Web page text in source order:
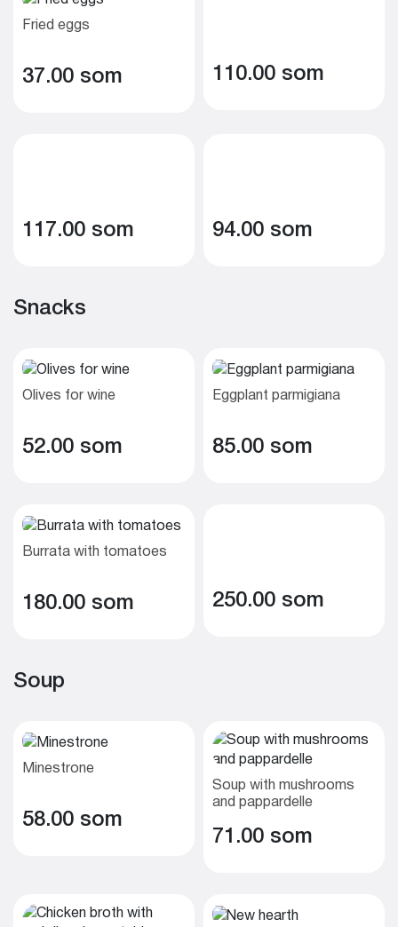
Fried eggs
37.00 som 110.00 som
117.00 som 94.00 som
Snacks
Olives for wine
52.00 som
Eggplant parmigiana
85.00 som
Burrata with tomatoes
180.00 som 250.00 som
Soup
Minestrone
58.00 som
Soup with mushrooms
and pappardelle
71.00 som